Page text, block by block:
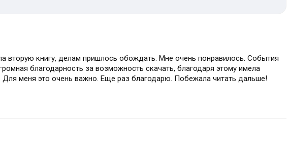
вторую книгу, делам пришлось обождать. Мне очень понравилось. События
благодарность за возможность скачать, благодаря этому имела
Для меня это очень важно. Еще раз благодарю. Побежала читать дальше!